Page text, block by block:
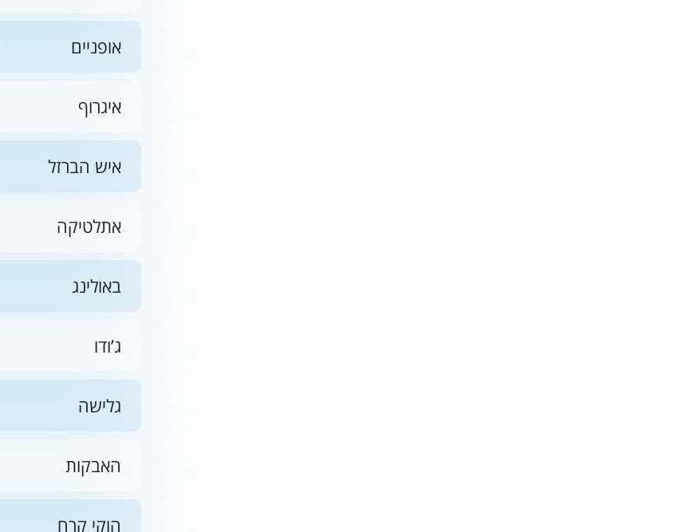
אופניים
איגרוף
איש הברזל
אתלטיקה
באולינג
ג’ודו
גלישה
האבקות
הוקי קרח